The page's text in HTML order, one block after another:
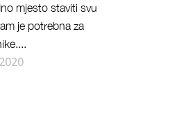
mjesto staviti svu
je potrebna za